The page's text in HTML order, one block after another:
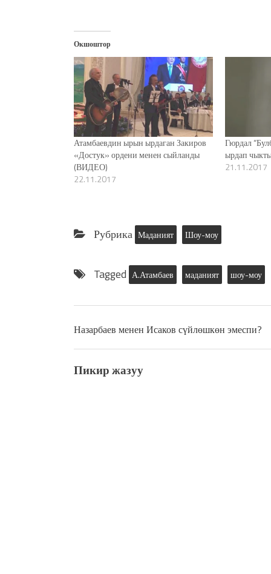
Окшоштор
Атамбаевдин ырын ырдаган Закиров
«Достук» ордени менен сыйланды
(ВИДЕО)
22.11.2017
Гюрдал
ырдап
21.11.2017
Рубрика Маданият Шоу-моу
Tagged А.Атамбаев маданият шоу-моу
Назарбаев менен Исаков сүйлөшкөн эмеспи?
Пикир жазуу